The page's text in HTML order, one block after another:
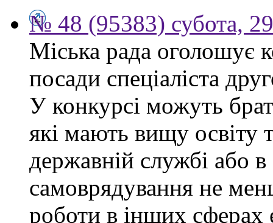
№ 48 (95383) субота,
Міська рада оголошує
посади спеціаліста
У конкурсі можуть
які мають вищу освіту
державній службі або
самоврядування не
роботи в інших